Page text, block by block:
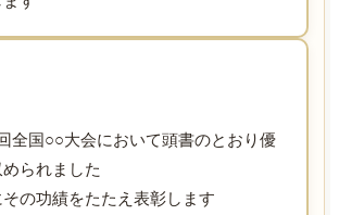
全国○○大会において頭書のとおり優
られました
の功績をたたえ表彰します